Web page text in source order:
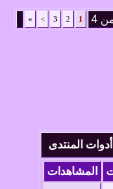
1
2
3
>
»
أدوات المنتدى
المشاهدات